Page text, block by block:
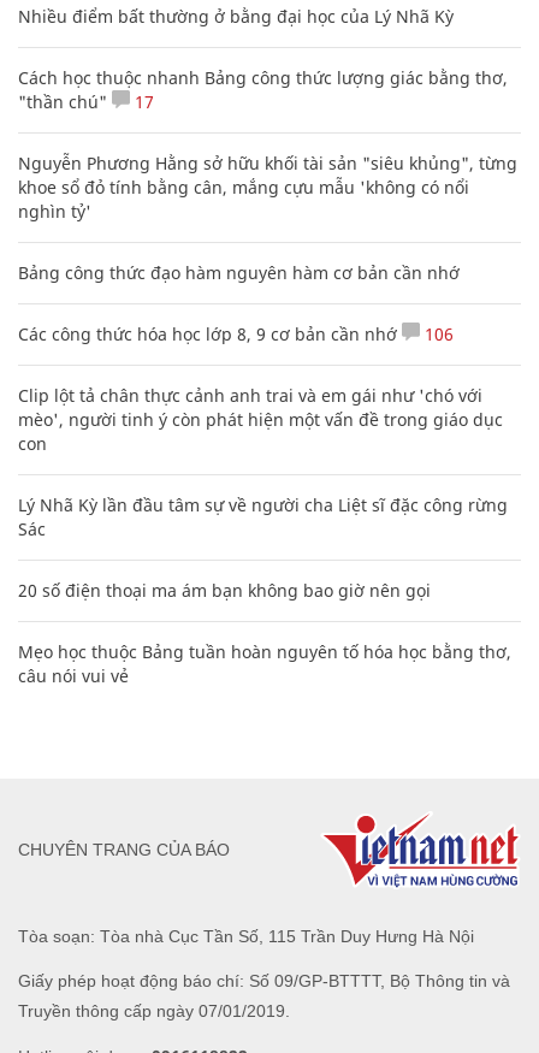
Nhiều điểm bất thường ở bằng đại học của Lý Nhã Kỳ
Cách học thuộc nhanh Bảng công thức lượng giác bằng thơ,
"thần chú"
17
Nguyễn Phương Hằng sở hữu khối tài sản "siêu khủng", từng
khoe sổ đỏ tính bằng cân, mắng cựu mẫu 'không có nổi
nghìn tỷ'
Bảng công thức đạo hàm nguyên hàm cơ bản cần nhớ
Các công thức hóa học lớp 8, 9 cơ bản cần nhớ 106
Clip lột tả chân thực cảnh anh trai và em gái như 'chó với
mèo', người tinh ý còn phát hiện một vấn đề trong giáo dục
con
Lý Nhã Kỳ lần đầu tâm sự về người cha Liệt sĩ đặc công rừng
Sác
20 số điện thoại ma ám bạn không bao giờ nên gọi
Mẹo học thuộc Bảng tuần hoàn nguyên tố hóa học bằng thơ,
câu nói vui vẻ
Tòa soạn: Tòa nhà Cục Tần Số, 115 Trần Duy Hưng Hà Nội
Giấy phép hoạt động báo chí: Số 09/GP-BTTTT, Bộ Thông tin và
Truyền thông cấp ngày 07/01/2019.
CHUYÊN TRANG CỦA BÁO